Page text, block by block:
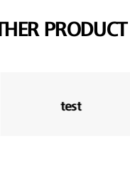
PRODUCT
test